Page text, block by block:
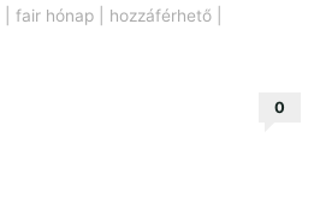
fair hónap| hozzáférhető|
0